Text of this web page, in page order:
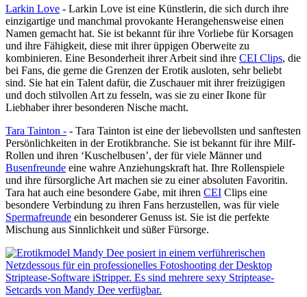
Larkin Love - Larkin Love ist eine Künstlerin, die sich durch ihre
einzigartige und manchmal provokante Herangehensweise einen
Namen gemacht hat. Sie ist bekannt für ihre Vorliebe für Korsagen
und ihre Fähigkeit, diese mit ihrer üppigen Oberweite zu
kombinieren. Eine Besonderheit ihrer Arbeit sind ihre CEI Clips, die
bei Fans, die gerne die Grenzen der Erotik ausloten, sehr beliebt
sind. Sie hat ein Talent dafür, die Zuschauer mit ihrer freizügigen
und doch stilvollen Art zu fesseln, was sie zu einer Ikone für
Liebhaber ihrer besonderen Nische macht.
Tara Tainton - - Tara Tainton ist eine der liebevollsten und sanftesten
Persönlichkeiten in der Erotikbranche. Sie ist bekannt für ihre Milf-
Rollen und ihren ‘Kuschelbusen’, der für viele Männer und
Busenfreunde eine wahre Anziehungskraft hat. Ihre Rollenspiele
und ihre fürsorgliche Art machen sie zu einer absoluten Favoritin.
Tara hat auch eine besondere Gabe, mit ihren CEI Clips eine
besondere Verbindung zu ihren Fans herzustellen, was für viele
Spermafreunde ein besonderer Genuss ist. Sie ist die perfekte
Mischung aus Sinnlichkeit und süßer Fürsorge.